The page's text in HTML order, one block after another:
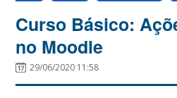
Curso Básico:
no Moodle
29/06/2020 11:58